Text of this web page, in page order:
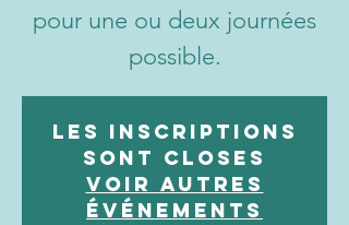
pour une ou deux journées
possible.
Les inscriptions
sont closes
Voir autres
événements